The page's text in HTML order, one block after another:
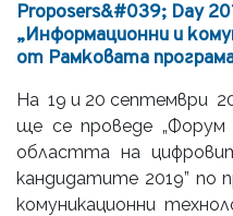
Proposers&#039; Day
„Информационни и
от Рамковата
На 19 и 20 септември
ще се проведе „Форум
областта на
кандидатите 2019” по
комуникационни